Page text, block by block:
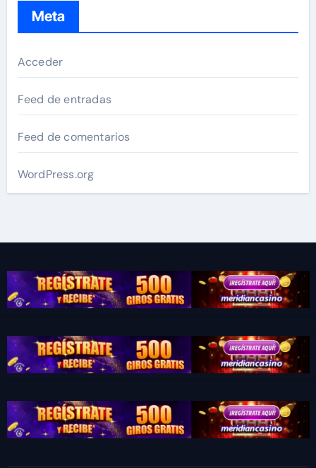
Meta
Acceder
Feed de entradas
Feed de comentarios
WordPress.org